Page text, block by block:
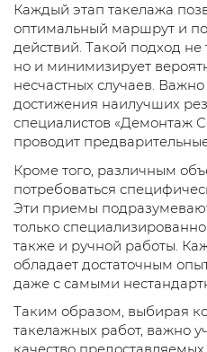
Каждый этап такелажа
оптимальный маршрут и
действий. Такой подход не
но и минимизирует
несчастных случаев. Важно
достижения наилучших
специалистов «Демонтаж
проводит
Кроме того, различным
потребоваться
Эти приемы
только
также и ручной работы.
обладает достаточным
даже с самыми
Таким образом, выбирая
такелажных работ, важно